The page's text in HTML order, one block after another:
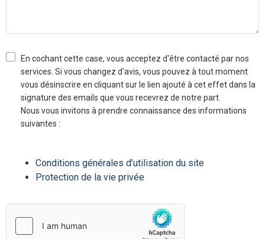
En cochant cette case, vous acceptez d'être contacté par nos
services. Si vous changez d'avis, vous pouvez à tout moment
vous désinscrire en cliquant sur le lien ajouté à cet effet dans la
signature des emails que vous recevrez de notre part.
Nous vous invitons à prendre connaissance des informations
suivantes :
Conditions générales d’utilisation du site
Protection de la vie privée